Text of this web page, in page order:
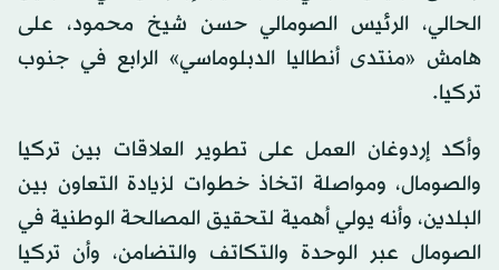
الحالي، الرئيس الصومالي حسن شيخ محمود، على
هامش «منتدى أنطاليا الدبلوماسي» الرابع في جنوب
تركيا.
وأكد إردوغان العمل على تطوير العلاقات بين تركيا
والصومال، ومواصلة اتخاذ خطوات لزيادة التعاون بين
البلدين، وأنه يولي أهمية لتحقيق المصالحة الوطنية في
الصومال عبر الوحدة والتكاتف والتضامن، وأن تركيا